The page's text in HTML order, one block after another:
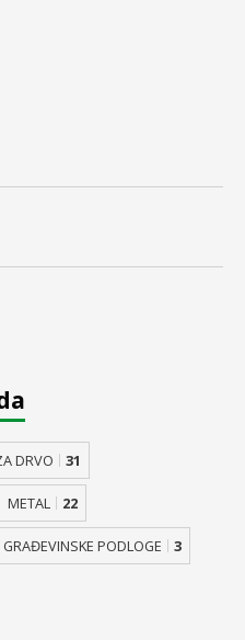
DRVO 31
METAL 22
GRAĐEVINSKE PODLOGE 3